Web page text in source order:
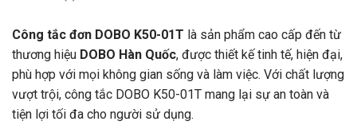
Công tắc đơn DOBO K50-01T là sản phẩm cao cấp đến từ
thương hiệu DOBO Hàn Quốc, được thiết kế tinh tế, hiện đại,
phù hợp với mọi không gian sống và làm việc. Với chất lượng
vượt trội, công tắc DOBO K50-01T mang lại sự an toàn và
tiện lợi tối đa cho người sử dụng.